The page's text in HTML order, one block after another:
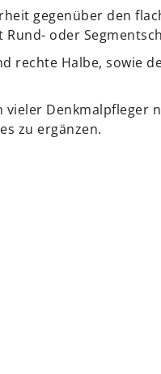
gegenüber den
oder
rechte Halbe, sowie
Denkmalpfleger
zu ergänzen.